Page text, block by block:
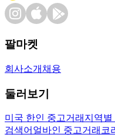
팔마켓
회사소개 채용
둘러보기
미국 한인 중고거래 지역별
검색어 얼바인 중고거래 코